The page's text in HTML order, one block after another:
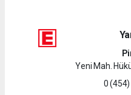
Yeni Mah.
0